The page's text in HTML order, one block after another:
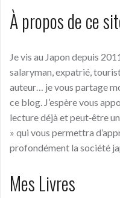
À propos de ce
Je vis au Japon depuis
salaryman, expatrié,
auteur… je vous partage
ce blog. J’espère vous
lecture déjà et peut‑être
» qui vous permettra
profondément la société
Mes Livres